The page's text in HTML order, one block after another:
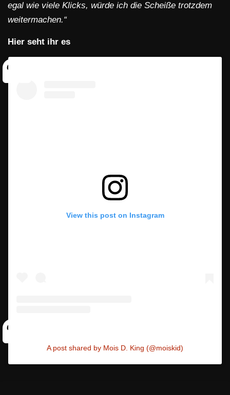
egal wie viele Klicks, würde ich die Scheiße trotzdem
weitermachen.“
Hier seht ihr es
View this post on Instagram
A post shared by Mois D. King (@moiskid)